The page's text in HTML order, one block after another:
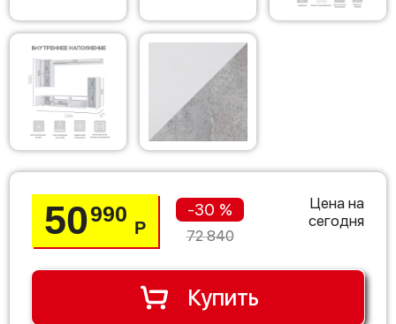
50990
Р
-30 %
72 840
Цена на
сегодня
Купить